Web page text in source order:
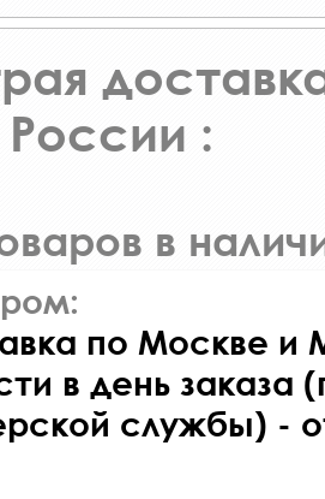
:
в
по Москве и
в день заказа
службы) -